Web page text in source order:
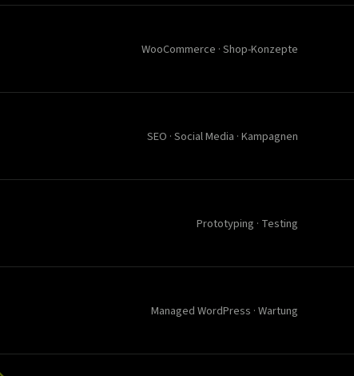
WooCommerce · Shop-Konzepte
SEO · Social Media · Kampagnen
Prototyping · Testing
Managed WordPress · Wartung